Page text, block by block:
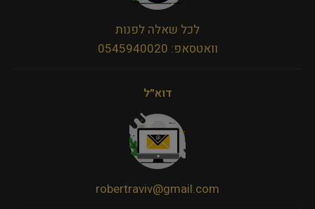
לכל שאלה לפנות
וואטסאפ: 0545940020
דוא״ל
robertraviv@gmail.com